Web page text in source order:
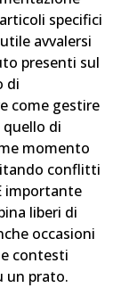
specifici
avvalersi
presenti sul
di
come gestire
quello di
momento
conflitti
importante
liberi di
occasioni
contesti
un prato.